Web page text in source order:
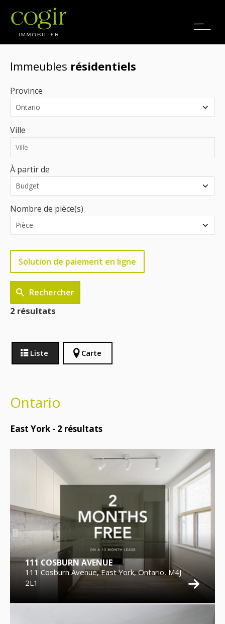
Emplois
Immeubles résidentiels
Province
Ville
À partir de
Nombre de pièce(s)
Solution de paiement en ligne
Rechercher
2 résultats
Liste Carte
Ontario
East York - 2 résultats
111 COSBURN AVENUE
111 Cosburn Avenue, East York, Ontario, M4J
2L1